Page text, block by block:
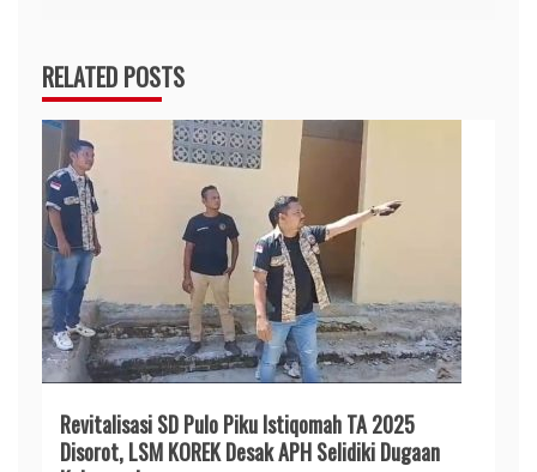
RELATED POSTS
Revitalisasi SD Pulo Piku Istiqomah TA 2025
Disorot, LSM KOREK Desak APH Selidiki Dugaan